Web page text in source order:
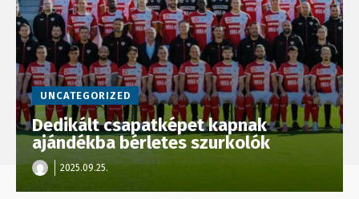
UNCATEGORIZED
Dedikált csapatképet kapnak
ajándékba bérletes szurkolók
2025.09.25.